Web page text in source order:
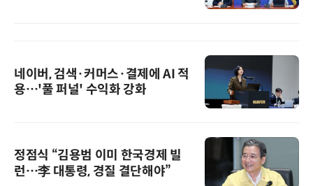
네이버, 검색·커머스·결제에 AI 적
용…'풀 퍼널' 수익화 강화
정점식 “김용범 이미 한국경제 빌
런…李 대통령, 경질 결단해야”